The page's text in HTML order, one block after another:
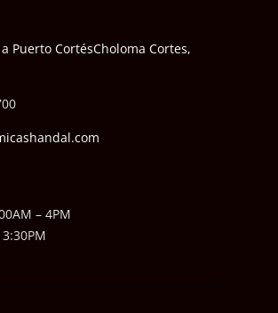
Puerto CortésCholoma Cortes,
– 4PM